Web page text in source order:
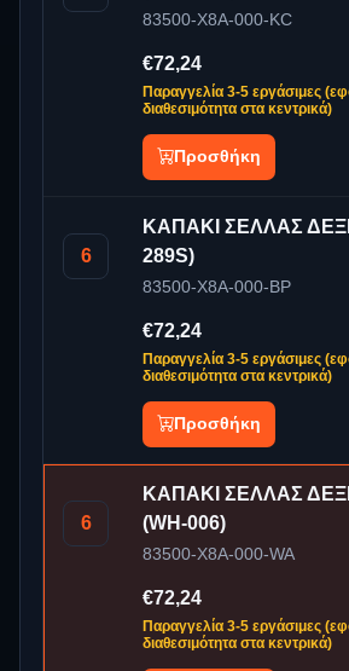
83500-X8A-000-KC
€72,24
Παραγγελία 3-5 εργάσιμες
διαθεσιμότητα στα κεντρικά)
Προσθήκη
6
ΚΑΠΑΚΙ ΣΕΛΛΑΣ
289S)
83500-X8A-000-BP
€72,24
Παραγγελία 3-5 εργάσιμες
διαθεσιμότητα στα κεντρικά)
Προσθήκη
6
ΚΑΠΑΚΙ ΣΕΛΛΑΣ
(WH-006)
83500-X8A-000-WA
€72,24
Παραγγελία 3-5 εργάσιμες
διαθεσιμότητα στα κεντρικά)